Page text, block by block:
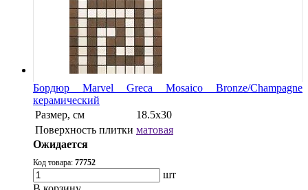
Бордюр Marvel Greca Mosaico Bronze/Champagne
керамический
Размер, см
18.5x30
Поверхность плитки матовая
Ожидается
Код товара: 77752
шт